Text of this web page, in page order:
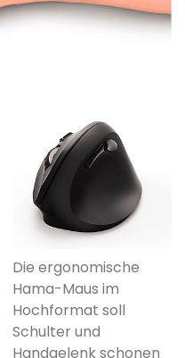
Die ergonomische
Hama-Maus im
Hochformat soll
Schulter und
Handgelenk schonen